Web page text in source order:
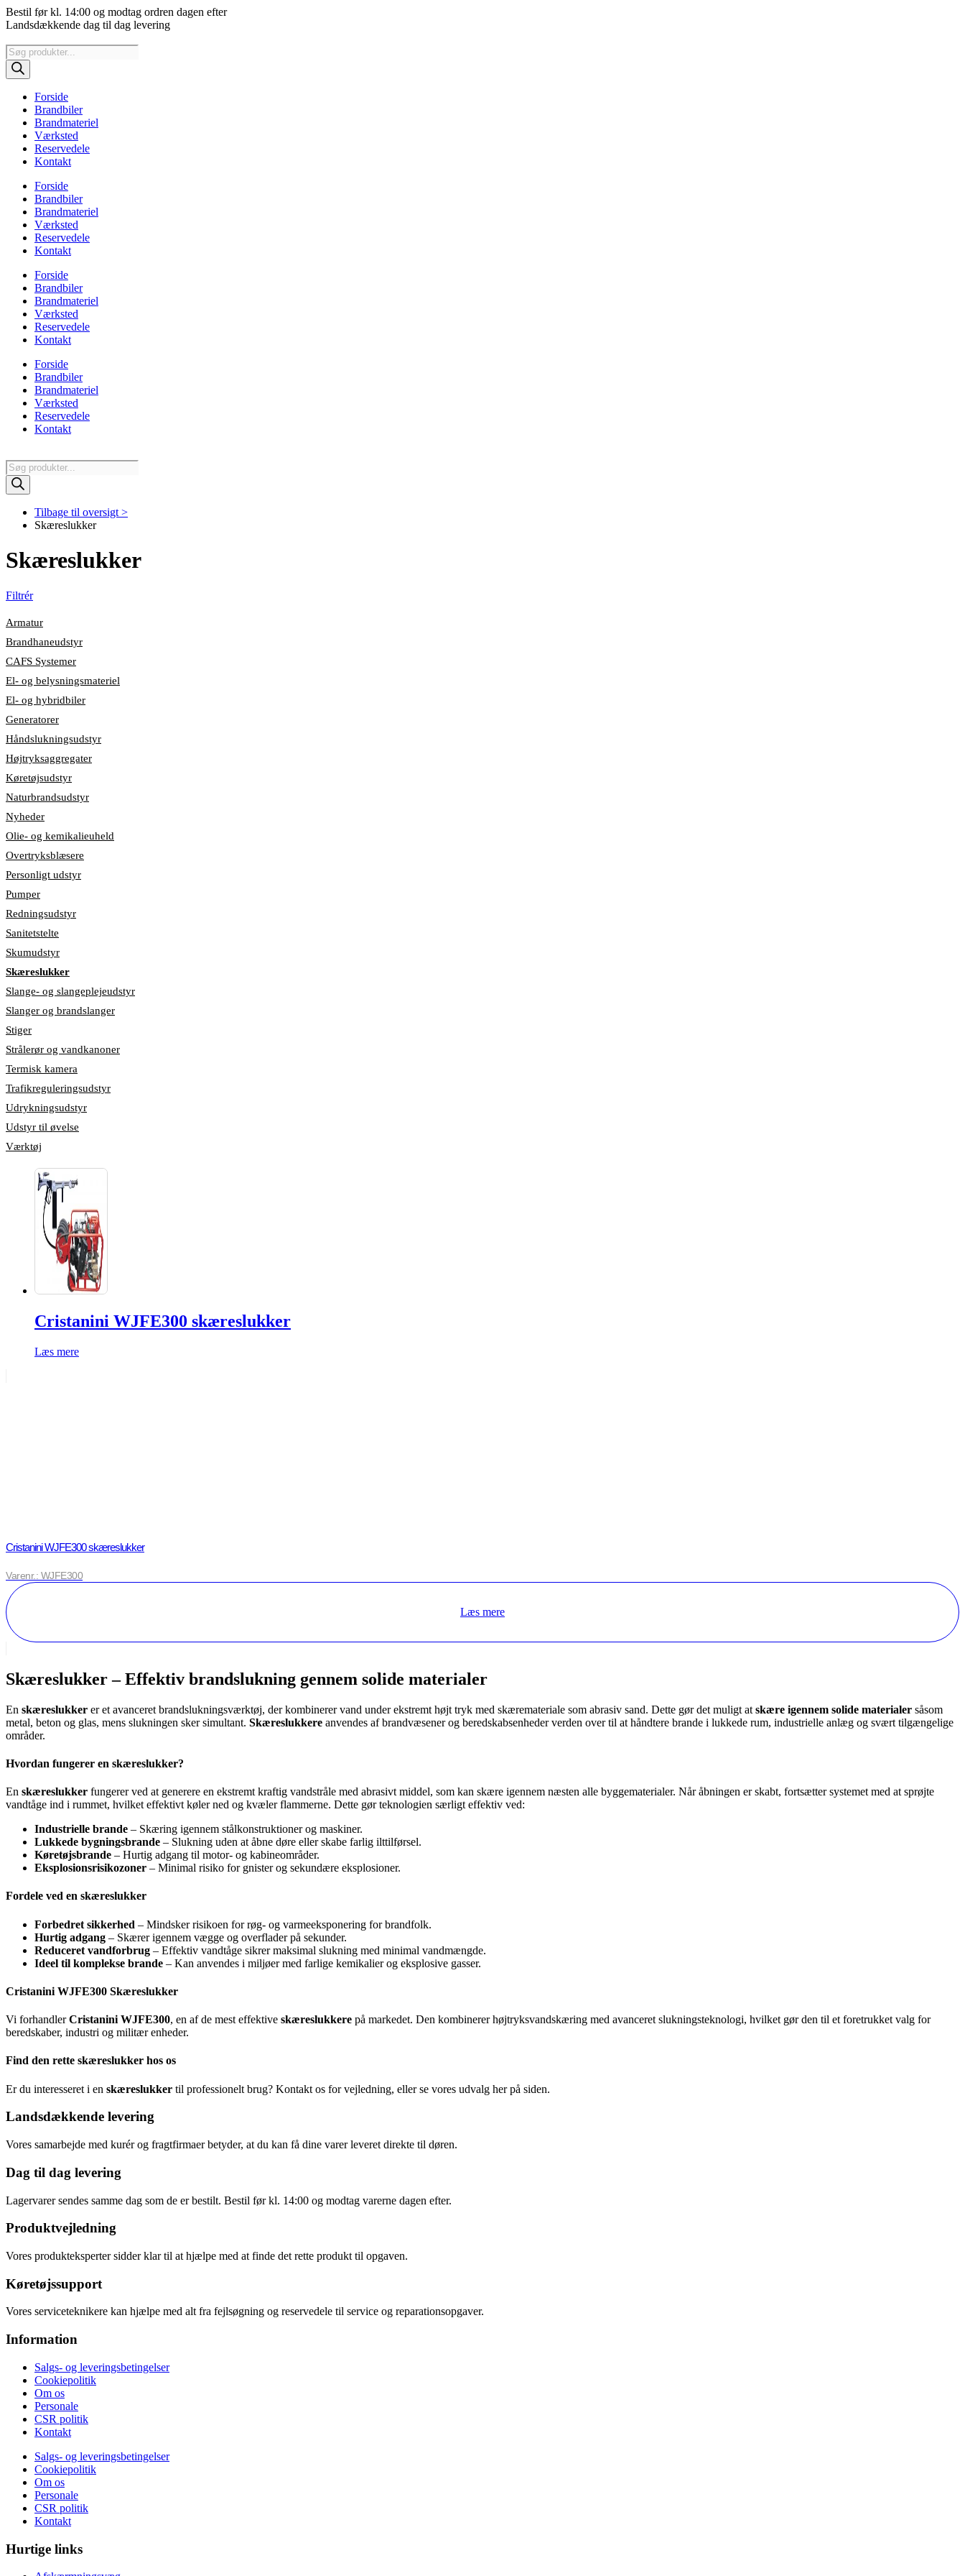
Videre
til
Bestil før kl. 14:00 og modtag ordren dagen efter
Landsdækkende dag til dag levering
Products
search
Forside
Brandbiler
Brandmateriel
Værksted
Reservedele
Kontakt
Forside
Brandbiler
Brandmateriel
Værksted
Reservedele
Kontakt
Forside
Brandbiler
Brandmateriel
Værksted
Reservedele
Kontakt
Forside
Brandbiler
Brandmateriel
Værksted
Reservedele
Kontakt
Products
search
Tilbage til oversigt >
Skæreslukker
Skæreslukker
Filtrér
Armatur
Brandhaneudstyr
CAFS Systemer
El- og belysningsmateriel
El- og hybridbiler
Generatorer
Håndslukningsudstyr
Højtryksaggregater
Køretøjsudstyr
Naturbrandsudstyr
Nyheder
Olie- og kemikalieuheld
Overtryksblæsere
Personligt udstyr
Pumper
Redningsudstyr
Sanitetstelte
Skumudstyr
Skæreslukker
Slange- og slangeplejeudstyr
Slanger og brandslanger
Stiger
Strålerør og vandkanoner
Termisk kamera
Trafikreguleringsudstyr
Udrykningsudstyr
Udstyr til øvelse
Værktøj
Cristanini WJFE300 skæreslukker
Læs mere
Cristanini WJFE300 skæreslukker
Varenr.: WJFE300
Læs mere
Skæreslukker – Effektiv brandslukning gennem solide materialer
En skæreslukker er et avanceret brandslukningsværktøj, der kombinerer vand under ekstremt højt tryk med skæremateriale som abrasiv sand. Dette gør det muligt at skære igennem solide materialer såsom
metal, beton og glas, mens slukningen sker simultant. Skæreslukkere anvendes af brandvæsener og beredskabsenheder verden over til at håndtere brande i lukkede rum, industrielle anlæg og svært tilgængelige
områder.
Hvordan fungerer en skæreslukker?
En skæreslukker fungerer ved at generere en ekstremt kraftig vandstråle med abrasivt middel, som kan skære igennem næsten alle byggematerialer. Når åbningen er skabt, fortsætter systemet med at sprøjte
vandtåge ind i rummet, hvilket effektivt køler ned og kvæler flammerne. Dette gør teknologien særligt effektiv ved:
Industrielle brande – Skæring igennem stålkonstruktioner og maskiner.
Lukkede bygningsbrande – Slukning uden at åbne døre eller skabe farlig ilttilførsel.
Køretøjsbrande – Hurtig adgang til motor- og kabineområder.
Eksplosionsrisikozoner – Minimal risiko for gnister og sekundære eksplosioner.
Fordele ved en skæreslukker
Forbedret sikkerhed – Mindsker risikoen for røg- og varmeeksponering for brandfolk.
Hurtig adgang – Skærer igennem vægge og overflader på sekunder.
Reduceret vandforbrug – Effektiv vandtåge sikrer maksimal slukning med minimal vandmængde.
Ideel til komplekse brande – Kan anvendes i miljøer med farlige kemikalier og eksplosive gasser.
Cristanini WJFE300 Skæreslukker
Vi forhandlerCristanini WJFE300, en af de mest effektive skæreslukkere på markedet. Den kombinerer højtryksvandskæring med avanceret slukningsteknologi, hvilket gør den til et foretrukket valg for
beredskaber, industri og militær enheder.
Find den rette skæreslukker hos os
Er du interesseret i en skæreslukker til professionelt brug? Kontakt os for vejledning, eller se vores udvalg her på siden.
Landsdækkende levering
Vores samarbejde med kurér og fragtfirmaer betyder, at du kan få dine varer leveret direkte til døren.
Dag til dag levering
Lagervarer sendes samme dag som de er bestilt. Bestil før kl. 14:00 og modtag varerne dagen efter.
Produktvejledning
Vores produkteksperter sidder klar til at hjælpe med at finde det rette produkt til opgaven.
Køretøjssupport
Vores serviceteknikere kan hjælpe med alt fra fejlsøgning og reservedele til service og reparationsopgaver.
Information
Salgs- og leveringsbetingelser
Cookiepolitik
Om os
Personale
CSR politik
Kontakt
Salgs- og leveringsbetingelser
Cookiepolitik
Om os
Personale
CSR politik
Kontakt
Hurtige links